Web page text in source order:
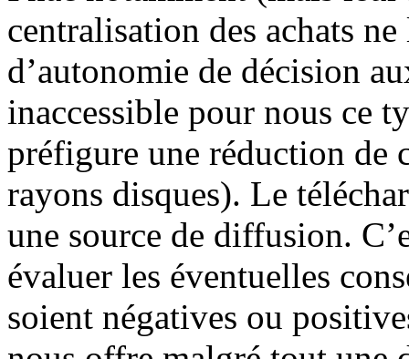
centralisation des achats
d’autonomie de décision
inaccessible pour nous ce
préfigure une réduction de
rayons disques). Le
une source de diffusion.
évaluer les éventuelles
soient négatives ou